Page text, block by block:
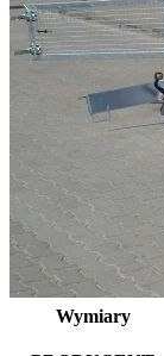
Wymiary